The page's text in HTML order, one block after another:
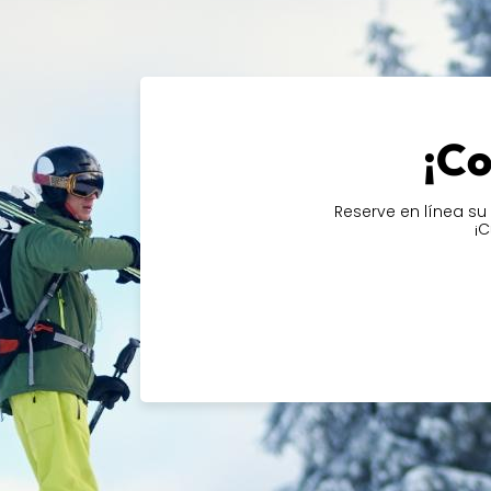
disponibles y tenerlo listo a tu llegada. Es una forma
la estación y disfrutar de la zona de esquí de Val
Reserve en línea